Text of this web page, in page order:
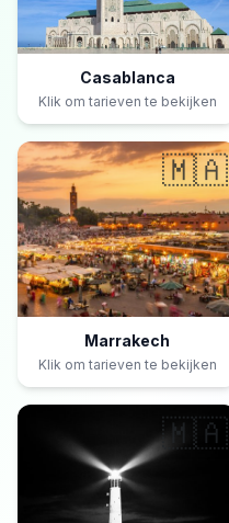
Casablanca
Klik om tarieven te bekijken
🇲🇦
Marrakech
Klik om tarieven te bekijken
🇲🇦